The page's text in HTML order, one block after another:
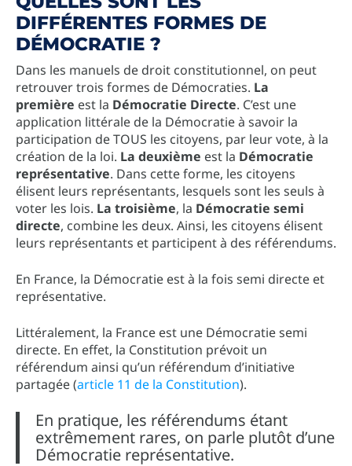
DIFFÉRENTES FORMES DE
DÉMOCRATIE ?
Dans les manuels de droit constitutionnel, on peut
retrouver trois formes de Démocraties. La
première est la Démocratie Directe. C’est une
application littérale de la Démocratie à savoir la
participation de TOUS les citoyens, par leur vote, à la
création de la loi. La deuxième est la Démocratie
représentative. Dans cette forme, les citoyens
élisent leurs représentants, lesquels sont les seuls à
voter les lois. La troisième, la Démocratie semi
directe, combine les deux. Ainsi, les citoyens élisent
leurs représentants et participent à des référendums.
En France, la Démocratie est à la fois semi directe et
représentative.
Littéralement, la France est une Démocratie semi
directe. En effet, la Constitution prévoit un
référendum ainsi qu’un référendum d’initiative
partagée (article 11 de la Constitution).
En pratique, les référendums étant
extrêmement rares, on parle plutôt d’une
Démocratie représentative.